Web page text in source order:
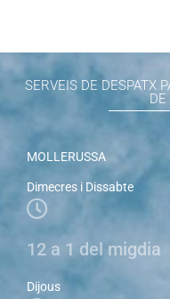
SERVEIS DE DESPATX
DE
MOLLERUSSA
Dimecres i Dissabte
12 a 1 del migdia
Dijous